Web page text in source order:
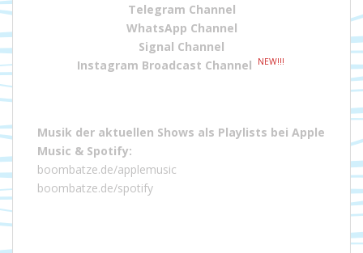
Telegram Channel
WhatsApp Channel
Signal Channel
Instagram Broadcast Channel
NEW!!!
Musik der aktuellen Shows als Playlists bei Apple
Music & Spotify:
boombatze.de/applemusic
boombatze.de/spotify